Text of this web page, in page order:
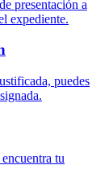
presentación a
expediente.
puedes
tu